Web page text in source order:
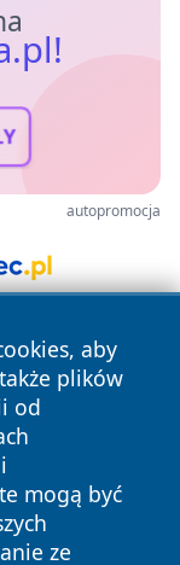
autopromocja
aby
plików
od
mogą być
ze
prawa